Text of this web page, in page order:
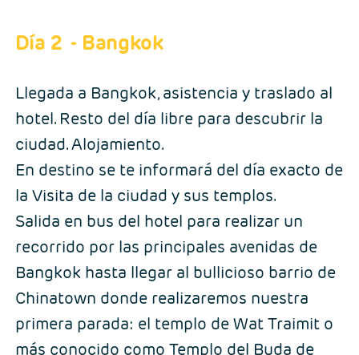
Día 2 - Bangkok
Llegada a Bangkok, asistencia y traslado al
hotel. Resto del día libre para descubrir la
ciudad. Alojamiento.
En destino se te informará del día exacto de
la Visita de la ciudad y sus templos.
Salida en bus del hotel para realizar un
recorrido por las principales avenidas de
Bangkok hasta llegar al bullicioso barrio de
Chinatown donde realizaremos nuestra
primera parada: el templo de Wat Traimit o
más conocido como Templo del Buda de